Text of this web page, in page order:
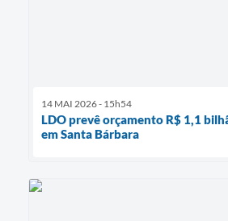
14 MAI 2026 - 15h54
LDO prevê orçamento R$ 1,1
em Santa Bárbara